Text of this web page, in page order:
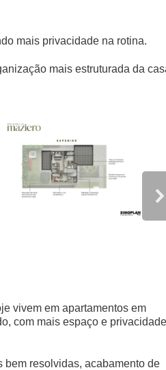
mais privacidade na rotina.
mais estruturada da
vivem em apartamentos em
com mais espaço e
resolvidas, acabamento de